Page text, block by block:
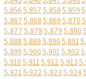
5,8565,8575,8585,859
5,8675,8685,8695,870
5,8775,8785,8795,880
5,8885,8895,8905,891
5,8995,9005,9015,902
5,9105,9115,9125,913
5,9215,9225,9235,924